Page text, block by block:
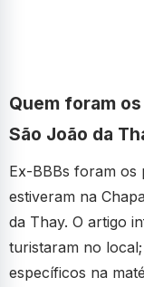
Quem foram
São João da
Ex-BBBs foram os
estiveram na
da Thay. O artigo
turistaram no
específicos na